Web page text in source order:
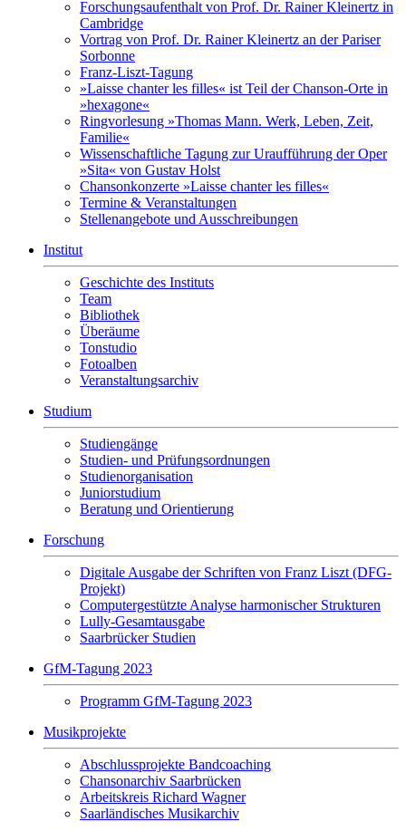
Forschungsaufenthalt von Prof. Dr. Rainer Kleinertz in
Cambridge
Vortrag von Prof. Dr. Rainer Kleinertz an der Pariser
Sorbonne
Franz-Liszt-Tagung
»Laisse chanter les filles« ist Teil der Chanson-Orte in
»hexagone«
Ringvorlesung »Thomas Mann. Werk, Leben, Zeit,
Familie«
Wissenschaftliche Tagung zur Uraufführung der Oper
»Sita« von Gustav Holst
Chansonkonzerte »Laisse chanter les filles«
Termine & Veranstaltungen
Stellenangebote und Ausschreibungen
Institut
Geschichte des Instituts
Team
Bibliothek
Überäume
Tonstudio
Fotoalben
Veranstaltungsarchiv
Studium
Studiengänge
Studien- und Prüfungsordnungen
Studienorganisation
Juniorstudium
Beratung und Orientierung
Forschung
Digitale Ausgabe der Schriften von Franz Liszt (DFG-
Projekt)
Computergestützte Analyse harmonischer Strukturen
Lully-Gesamtausgabe
Saarbrücker Studien
GfM-Tagung 2023
Programm GfM-Tagung 2023
Musikprojekte
Abschlussprojekte Bandcoaching
Chansonarchiv Saarbrücken
Arbeitskreis Richard Wagner
Saarländisches Musikarchiv